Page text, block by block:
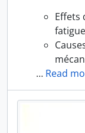
Effets
… Read